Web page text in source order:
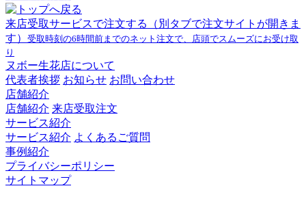
来店受取サービスで注文する
（別タブで注文サイトが開きま
す） 受取時刻の6時間前までのネット注文で、店頭でスムーズにお受け取
り
ヌボー生花店について
代表者挨拶 お知らせ お問い合わせ
店舗紹介
店舗紹介 来店受取注文
サービス紹介
サービス紹介 よくあるご質問
事例紹介
プライバシーポリシー
サイトマップ